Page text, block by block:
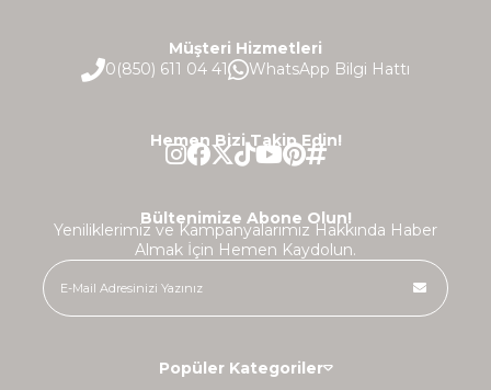
Müşteri Hizmetleri
0(850) 611 04 41
WhatsApp Bilgi Hattı
Hemen Bizi Takip Edin!
Bültenimize Abone Olun!
Yeniliklerimiz ve Kampanyalarımız Hakkında Haber
Almak İçin Hemen Kaydolun.
Popüler Kategoriler